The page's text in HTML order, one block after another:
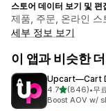
스토어 데이터 보기 및 편
제품, 주문, 온라인 스
세부 정보 보기
이 앱과 비슷한
Upcart—Cart
4.7별 5개 중
(846)
총 리뷰 846개
•무
Boost AOV w/